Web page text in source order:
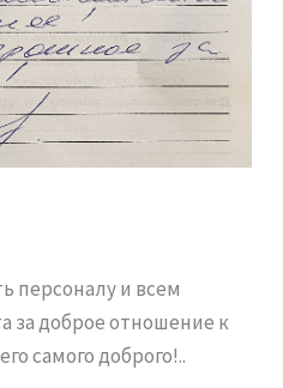
персоналу и всем
за доброе отношение к
самого доброго!..